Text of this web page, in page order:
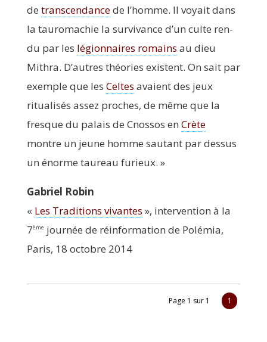
de trans­cen­dancede l’homme. Il voyait dans
la tau­ro­ma­chie la sur­vi­vance d’un culte ren­
du par les légion­naires romains au dieu
Mithra. D’autres théo­ries existent. On sait par
exemple que les Celtes avaient des jeux
ritua­li­sés assez proches, de même que la
fresque du palais de Cnos­sos en Crète
montre un jeune homme sau­tant par des­sus
un énorme tau­reau furieux. »
Gabriel Robin
« Les Tra­di­tions vivantes », inter­ven­tion à la
7ème jour­née de réin­for­ma­tion de Polé­mia,
Paris, 18 octobre 2014
Page 1 sur 1 1